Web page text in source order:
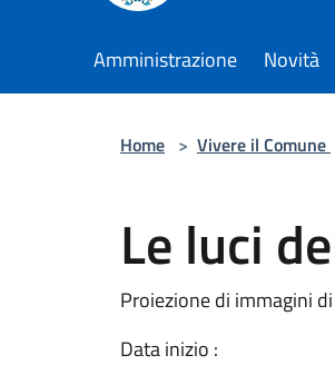
Amministrazione Novità
Home > Vivere il Comune
Le luci
Proiezione di immagini
Data inizio :